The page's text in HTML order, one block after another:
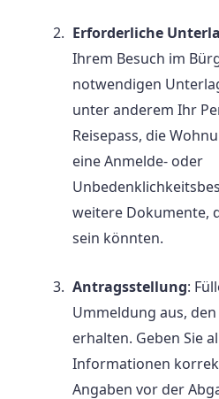
Erforderliche
Ihrem Besuch im
notwendigen
unter anderem Ihr
Reisepass, die
eine Anmelde- oder
weitere Dokumente,
sein könnten.
Antragsstellung:
Ummeldung aus,
erhalten. Geben Sie
Informationen
Angaben vor der